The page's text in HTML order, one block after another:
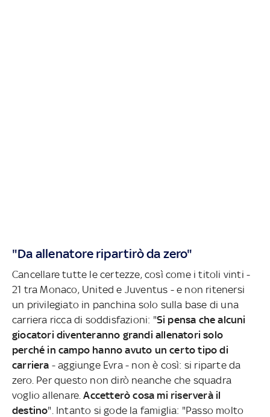
"Da allenatore ripartirò da zero"
Cancellare tutte le certezze, così come i titoli vinti -
21 tra Monaco, United e Juventus - e non ritenersi
un privilegiato in panchina solo sulla base di una
carriera ricca di soddisfazioni: "Si pensa che alcuni
giocatori diventeranno grandi allenatori solo
perché in campo hanno avuto un certo tipo di
carriera - aggiunge Evra - non è così: si riparte da
zero. Per questo non dirò neanche che squadra
voglio allenare.Accetterò cosa mi riserverà il
destino". Intanto si gode la famiglia: "Passo molto